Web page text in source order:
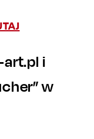
art.pl i
w